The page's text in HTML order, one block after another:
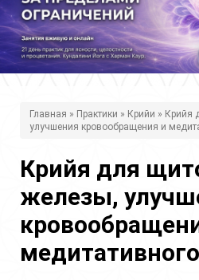
д
е
с
ь
Главная » Практики » Крийи » Крийя
улучшения кровообращения и
Крийя для
железы,